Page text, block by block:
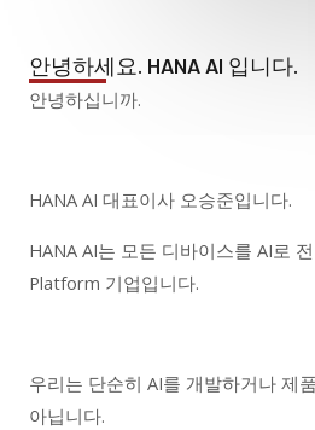
안녕하세요. HANA AI 입니다.
안녕하십니까.
HANA AI 대표이사 오승준입니다.
HANA AI는 모든 디바이스를 AI로
Platform 기업입니다.
우리는 단순히 AI를 개발하거나 제
아닙니다.